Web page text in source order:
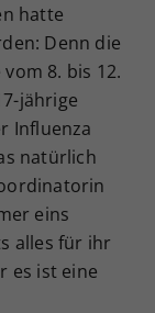
hatte
Denn die
8. bis 12.
jährige
Influenza
natürlich
eins
alles für ihr
es ist eine